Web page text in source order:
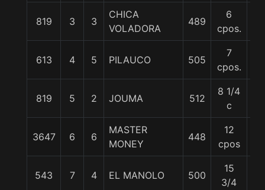
819 3 3
CHICA
VOLADORA
489
6
cpos.
613 4 5 PILAUCO 505
7
cpos.
819 5 2 JOUMA 512
8 1/4
c
3647 6 6
MASTER
MONEY
448
12
cpos
543 7 4 EL MANOLO 500
15
3/4